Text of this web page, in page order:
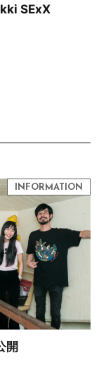
SExX
開